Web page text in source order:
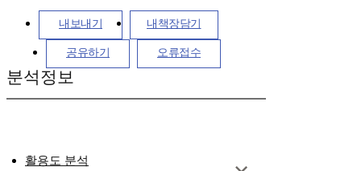
내보내기 내책장담기
공유하기 오류접수
분석정보
활용도 분석